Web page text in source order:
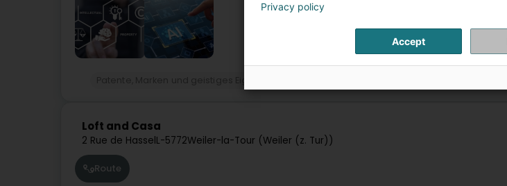
Loft and Casa
2 Rue de HasselL-5772Weiler-la-Tour (Weiler (z. Tur))
Route
Privacy policy
Accept